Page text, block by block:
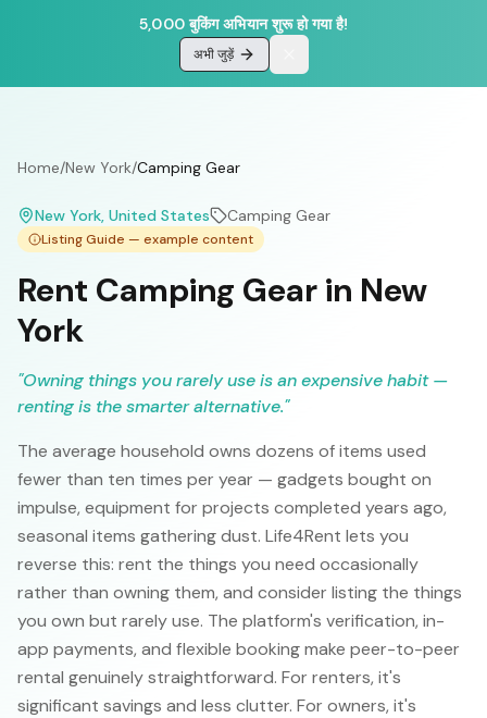
5,000 बुकिंग अभियान शुरू हो गया है!
अभी जुड़ें
Home/New York/Camping Gear
New York, United States Camping Gear
Listing Guide — example content
Rent Camping Gear in New
York
"Owning things you rarely use is an expensive habit —
renting is the smarter alternative."
The average household owns dozens of items used
fewer than ten times per year — gadgets bought on
impulse, equipment for projects completed years ago,
seasonal items gathering dust. Life4Rent lets you
reverse this: rent the things you need occasionally
rather than owning them, and consider listing the things
you own but rarely use. The platform's verification, in-
app payments, and flexible booking make peer-to-peer
rental genuinely straightforward. For renters, it's
significant savings and less clutter. For owners, it's